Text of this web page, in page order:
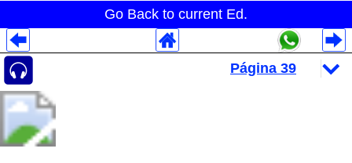
Go Back to current Ed.
Despliegues Analytics
Despliegues Totales
Despliegues por Rubros